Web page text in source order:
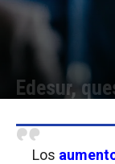
Edesur,
Los